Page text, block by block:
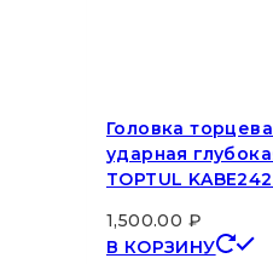
Головка
ударная
TOPTUL
1,500.00 ₽
В КОРЗИНУ